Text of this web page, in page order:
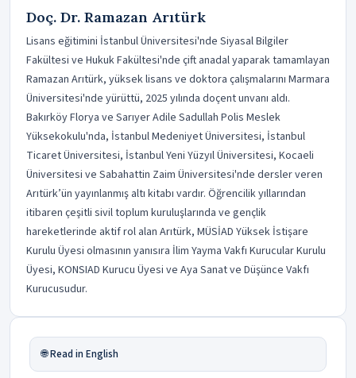
Doç. Dr. Ramazan Arıtürk
Lisans eğitimini İstanbul Üniversitesi'nde Siyasal Bilgiler
Fakültesi ve Hukuk Fakültesi'nde çift anadal yaparak tamamlayan
Ramazan Arıtürk, yüksek lisans ve doktora çalışmalarını Marmara
Üniversitesi'nde yürüttü, 2025 yılında doçent unvanı aldı.
Bakırköy Florya ve Sarıyer Adile Sadullah Polis Meslek
Yüksekokulu'nda, İstanbul Medeniyet Üniversitesi, İstanbul
Ticaret Üniversitesi, İstanbul Yeni Yüzyıl Üniversitesi, Kocaeli
Üniversitesi ve Sabahattin Zaim Üniversitesi'nde dersler veren
Arıtürk’ün yayınlanmış altı kitabı vardır. Öğrencilik yıllarından
itibaren çeşitli sivil toplum kuruluşlarında ve gençlik
hareketlerinde aktif rol alan Arıtürk, MÜSİAD Yüksek İstişare
Kurulu Üyesi olmasının yanısıra İlim Yayma Vakfı Kurucular Kurulu
Üyesi, KONSIAD Kurucu Üyesi ve Aya Sanat ve Düşünce Vakfı
Kurucusudur.
🌐 Read in English